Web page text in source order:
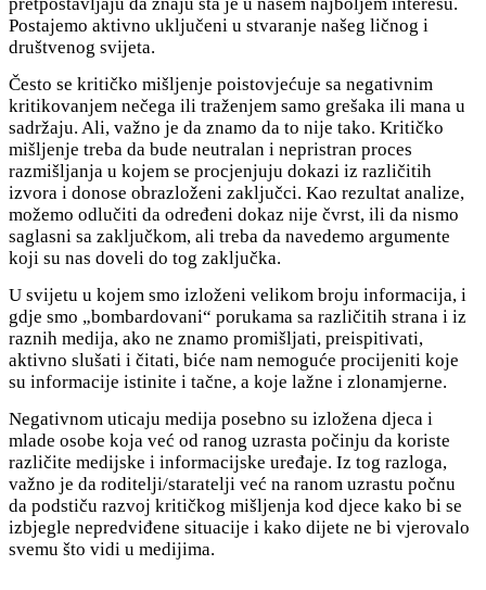
Postajemo aktivno uključeni u stvaranje našeg ličnog i
društvenog svijeta.
Često se kritičko mišljenje poistovjećuje sa negativnim
kritikovanjem nečega ili traženjem samo grešaka ili mana u
sadržaju. Ali, važno je da znamo da to nije tako. Kritičko
mišljenje treba da bude neutralan i nepristran proces
razmišljanja u kojem se procjenjuju dokazi iz različitih
izvora i donose obrazloženi zaključci. Kao rezultat analize,
možemo odlučiti da određeni dokaz nije čvrst, ili da nismo
saglasni sa zaključkom, ali treba da navedemo argumente
koji su nas doveli do tog zaključka.
U svijetu u kojem smo izloženi velikom broju informacija, i
gdje smo „bombardovani“ porukama sa različitih strana i iz
raznih medija, ako ne znamo promišljati, preispitivati,
aktivno slušati i čitati, biće nam nemoguće procijeniti koje
su informacije istinite i tačne, a koje lažne i zlonamjerne.
Negativnom uticaju medija posebno su izložena djeca i
mlade osobe koja već od ranog uzrasta počinju da koriste
različite medijske i informaciјske uređaje. Iz tog razloga,
važno je da roditelji/staratelji već na ranom uzrastu počnu
da podstiču razvoj kritičkog mišljenja kod djece kako bi se
izbjegle nepredviđene situacije i kako dijete ne bi vjerovalo
svemu što vidi u medijima.